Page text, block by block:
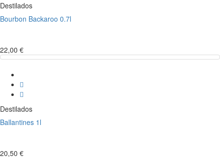
Destilados
Bourbon Backaroo 0.7l
22,00 €
Destilados
Ballantines 1l
20,50 €